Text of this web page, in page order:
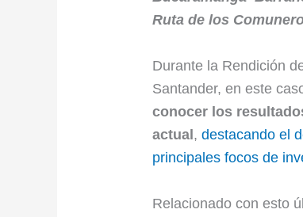
Ruta de los
Durante la Rendición
Santander, en este
conocer los
actual ,destacando el
principales focos de
Relacionado con esto